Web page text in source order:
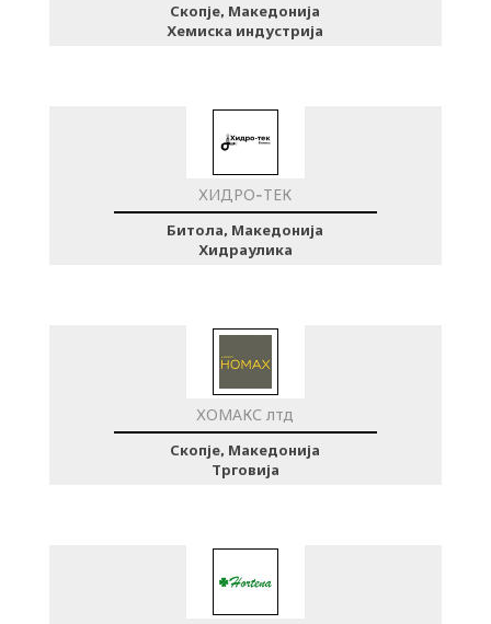
Скопје, Македонија
Хемиска индустрија
ХИДРО-ТЕК
Битола, Македонија
Хидраулика
ХОМАКС лтд
Скопје, Македонија
Трговија